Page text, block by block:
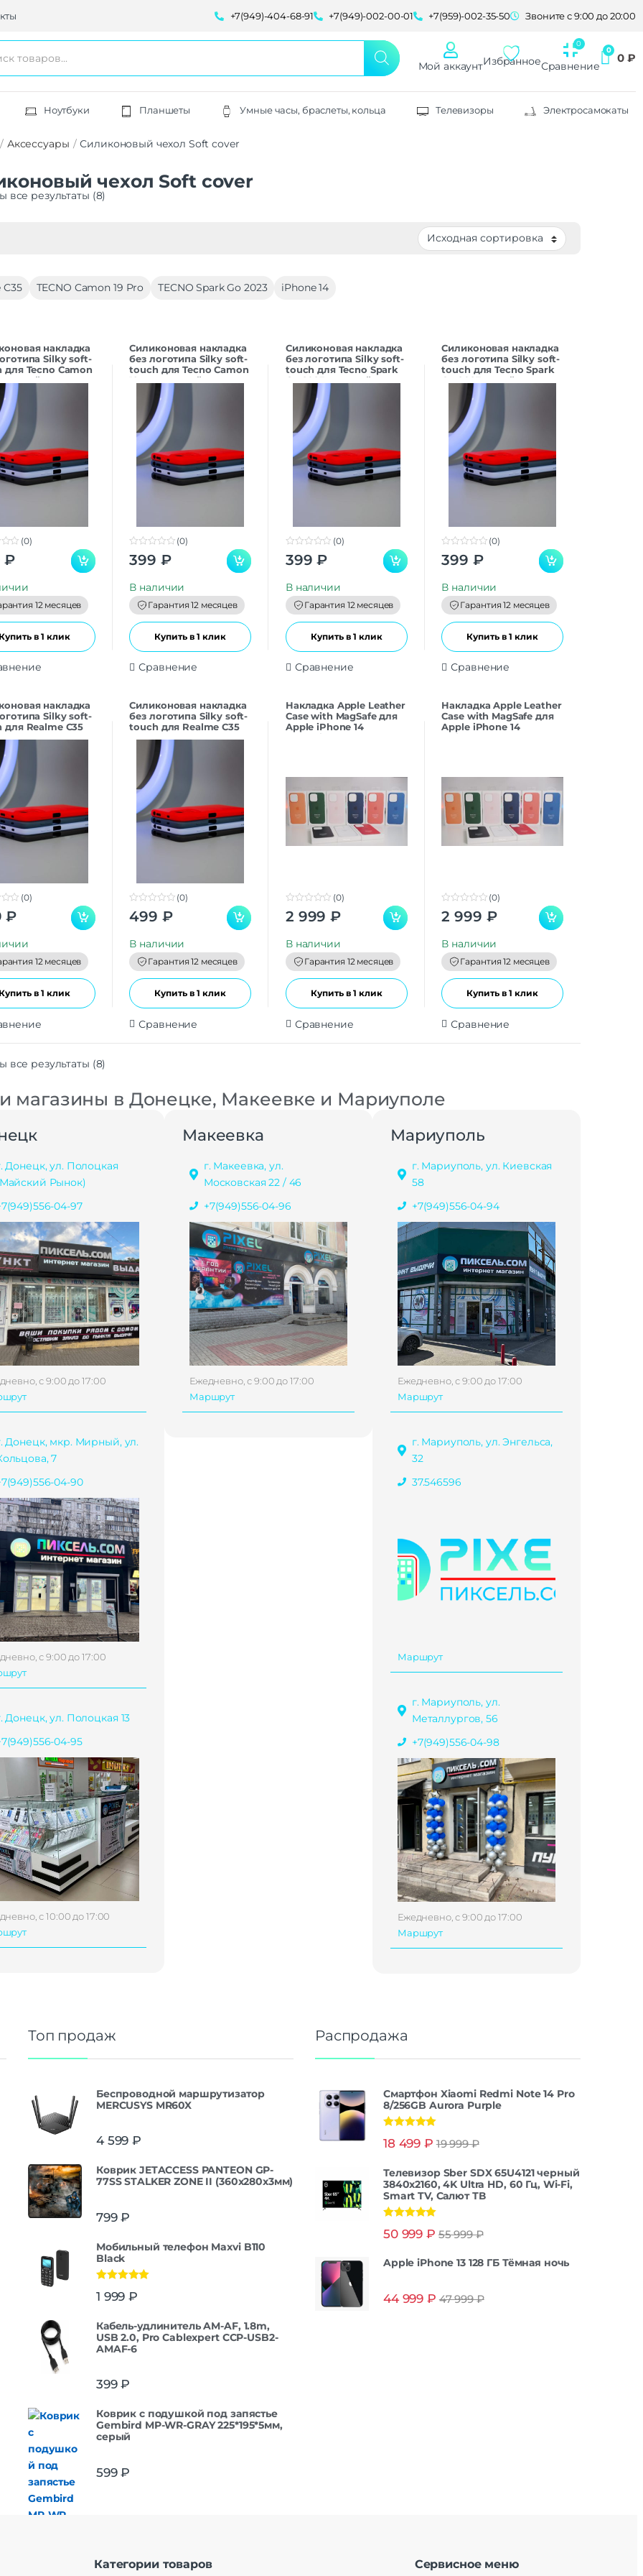
+7(949)-404-68-91 +7(949)-002-00-01 +7(959)-002-35-50 Звоните с 9:00 до 20:00
Мой аккаунтИзбранноеСравнение
0 ₽
Ноутбуки Планшеты Умные часы, браслеты, кольца Телевизоры Электросамокаты
Аксессуары Силиконовый чехол Soft cover
чехол Soft cover
все результаты (8)
C35 TECNO Camon 19 Pro TECNO Spark Go 2023 iPhone 14
накладка
Silky soft-
для Tecno Camon
мятный
(0)
₽
12 месяцев
Купить в 1 клик
Силиконовая накладка
без логотипа Silky soft-
touch для Tecno Camon
19pro розовый
0
o
o
(0)
399 ₽
В наличии
Гарантия 12 месяцев
Купить в 1 клик
Сравнение
Силиконовая накладка
без логотипа Silky soft-
touch для Tecno Spark
Go 2023 красный
0
o
o
(0)
399 ₽
В наличии
Гарантия 12 месяцев
Купить в 1 клик
Сравнение
Силиконовая накладка
без логотипа Silky soft-
touch для Tecno Spark
Go 2023 синий
0
o
o
(0)
399 ₽
В наличии
Гарантия 12 месяцев
Купить в 1 клик
Сравнение
накладка
Silky soft-
для Realme C35
(0)
₽
12 месяцев
Купить в 1 клик
Силиконовая накладка
без логотипа Silky soft-
touch для Realme C35
Красный
o
o
(0)
499 ₽
В наличии
Гарантия 12 месяцев
Купить в 1 клик
Сравнение
Накладка Apple Leather
Case with MagSafe для
Apple iPhone 14
0
o
o
(0)
2 999 ₽
В наличии
Гарантия 12 месяцев
Купить в 1 клик
Сравнение
Накладка Apple Leather
Case with MagSafe для
Apple iPhone 14
0
o
o
(0)
2 999 ₽
В наличии
Гарантия 12 месяцев
Купить в 1 клик
Сравнение
все результаты (8)
магазины в Донецке, Макеевке и Мариуполе
Донецк, ул. Полоцкая
Рынок)
04-97
с 9:00 до 17:00
Донецк, мкр. Мирный, ул.
7
04-90
с 9:00 до 17:00
Донецк, ул. Полоцкая 13
04-95
с 10:00 до 17:00
Макеевка
г. Макеевка, ул.
Московская 22 / 46
+7(949)556-04-96
Ежедневно, с 9:00 до 17:00
Маршрут
Мариуполь
г. Мариуполь, ул. Киевская
58
+7(949)556-04-94
Ежедневно, с 9:00 до 17:00
Маршрут
г. Мариуполь, ул. Энгельса,
32
37.546596
Маршрут
г. Мариуполь, ул.
Металлургов, 56
+7(949)556-04-98
Ежедневно, с 9:00 до 17:00
Маршрут
Топ продаж
Беспроводной маршрутизатор
MERCUSYS MR60X
4 599 ₽
Коврик JETACCESS PANTEON GP-
77SS STALKER ZONE II (360x280x3мм)
799₽
Мобильный телефон Maxvi B110
Black
из 5
1 999 ₽
Кабель-удлинитель AM-AF, 1.8m,
USB 2.0, Pro Cablexpert CCP-USB2-
AMAF-6
399₽
Коврик с подушкой под запястье
Gembird MP-WR-GRAY 225*195*5мм,
серый
599₽
Распродажа
Смартфон Xiaomi Redmi Note 14 Pro
8/256GB Aurora Purple
из 5
18 499 ₽ 19 999₽
Телевизор Sber SDX 65U4121 черный
3840x2160, 4K Ultra HD, 60 Гц, Wi-Fi,
Smart TV, Салют ТВ
из 5
50 999 ₽ 55 999₽
Apple iPhone 13 128 ГБ Тёмная ночь
44 999 ₽ 47 999₽
Категории товаров Сервисное меню